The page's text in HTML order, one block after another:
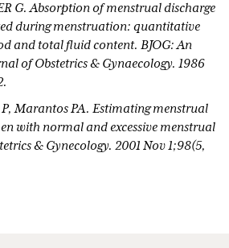
G. Absorption of menstrual discharge
during menstruation: quantitative
and total fluid content. BJOG: An
of Obstetrics & Gynaecology. 1986
Marantos PA. Estimating menstrual
with normal and excessive menstrual
& Gynecology. 2001 Nov 1;98(5,